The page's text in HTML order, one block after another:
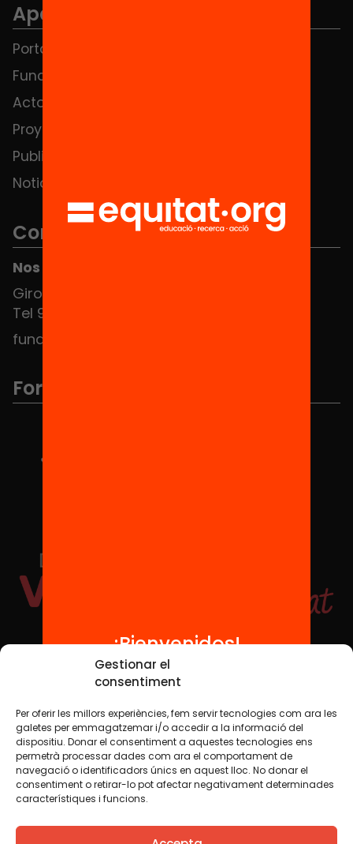
Gestionar el
consentiment
Per oferir les millors experiències, fem servir tecnologies com ara les
galetes per emmagatzemar i/o accedir a la informació del
dispositiu. Donar el consentiment a aquestes tecnologies ens
permetrà processar dades com ara el comportament de
navegació o identificadors únics en aquest lloc. No donar el
consentiment o retirar-lo pot afectar negativament determinades
característiques i funcions.
Apartados
Portada
Fundación
Actos
Proyectos
Publicaciones y vídeos
Noticias
Contacto
Nos puedes encontrar en el HUB Social
Girona 34, interior 08010 Barcelona
Tel 934 588 700
fundacio@equitat.org
Formamos parte de...
Redes sociales
TWT YTB IG FB IN
Aviso legalPolítica de cookies
Creemos que el conocimiento debe compartirse. Por eso
¡Bienvenidos!